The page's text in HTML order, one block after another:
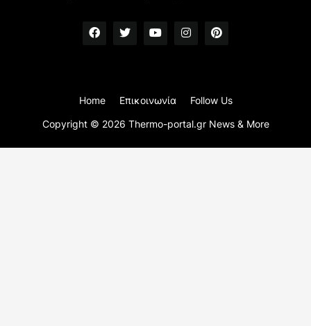
Copyright © 2026 Thermo-portal.gr News & More
Home Επικοινωνία Follow Us